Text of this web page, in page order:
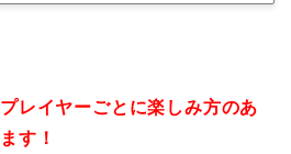
レイヤーごとに楽しみ方のあ
す！